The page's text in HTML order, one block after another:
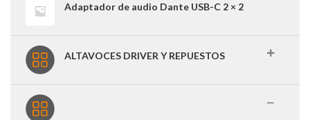
Adaptador de audio Dante USB-C 2 × 2
ALTAVOCES DRIVER Y REPUESTOS